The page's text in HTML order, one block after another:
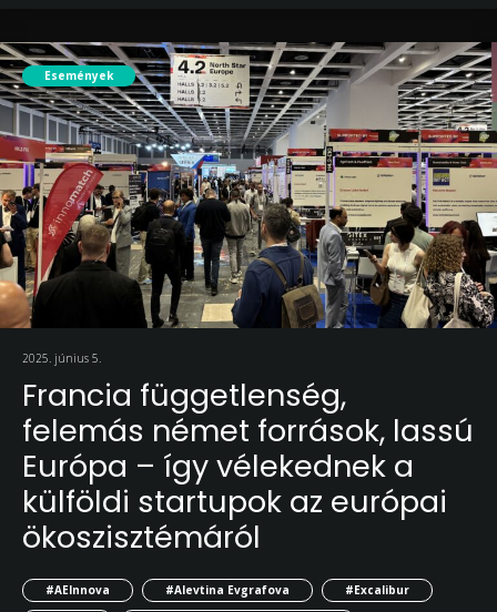
Események
2025. június 5.
Francia függetlenség,
felemás német források, lassú
Európa – így vélekednek a
külföldi startupok az európai
ökoszisztémáról
#AEInnova #Alevtina Evgrafova
#Excalibur